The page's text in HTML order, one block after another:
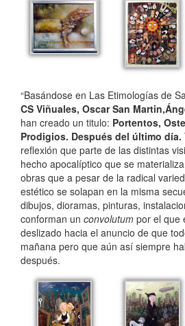
“Basándose en Las Etimologías de
CS Viñuales, Oscar San
han creado un titulo: Portentos,
Prodigios. Después del último día.
reflexión que parte de las distintas
hecho apocalíptico que se
obras que a pesar de la radical
estético se solapan en la misma
dibujos, dioramas, pinturas,
conforman un convolutum por el que
deslizado hacia el anuncio de que
mañana pero que aún así siempre
después.